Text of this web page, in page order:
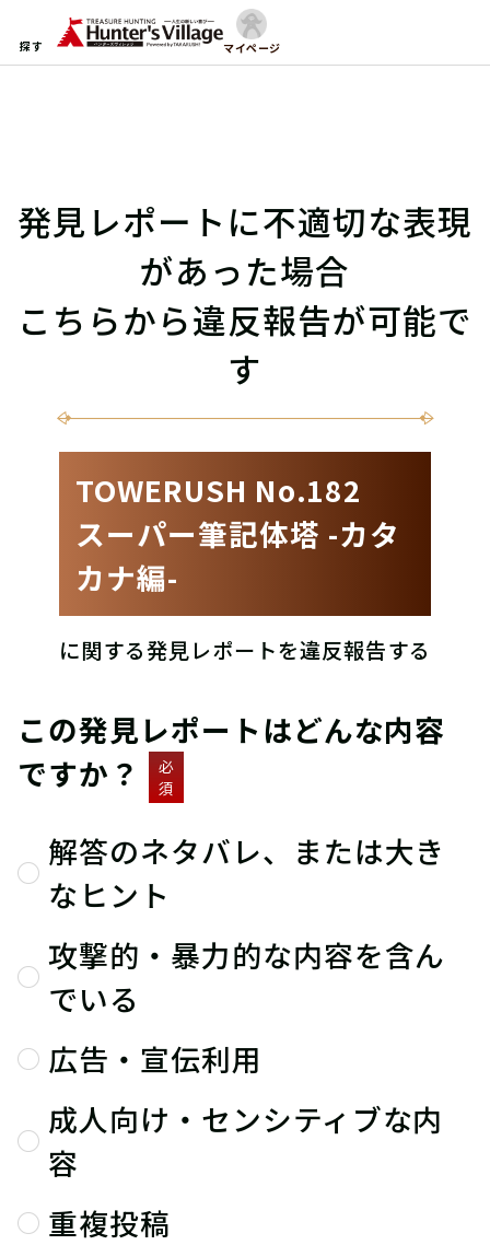
探す マイページ
発見レポートに不適切な表現
があった場合
こちらから違反報告が可能で
す
TOWERUSH No.182
スーパー筆記体塔 -カタ
カナ編-
に関する発見レポートを違反報告する
この発見レポートはどんな内容
ですか？
必
須
解答のネタバレ、または大き
なヒント
攻撃的・暴力的な内容を含ん
でいる
広告・宣伝利用
成人向け・センシティブな内
容
重複投稿